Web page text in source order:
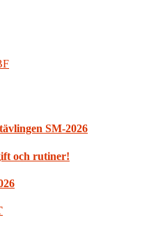
SM-2026
och rutiner!